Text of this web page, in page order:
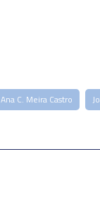
Ana C. Meira Castro